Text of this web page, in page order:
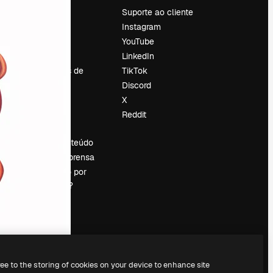
Tendências de
Vender conteúdo
Sala de imprensa
Procurando por
magnific.ai?
Suporte ao cliente
Instagram
YouTube
LinkedIn
TikTok
Discord
X
Reddit
to the storing of cookies on your device to enhance site